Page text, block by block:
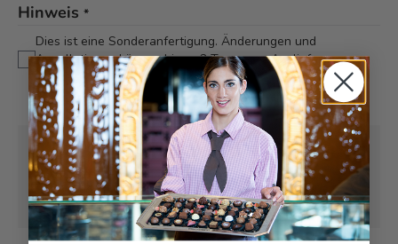
Hinweis *
Dies ist eine Sonderanfertigung. Änderungen und
Annullationen können bis zu 2 Tagen vor Auslieferung
berücksichtigt werden.
Abholung abSamstag, 08.08.2026
Kann frühstens abSamstag, 08.08.2026
geliefert werden